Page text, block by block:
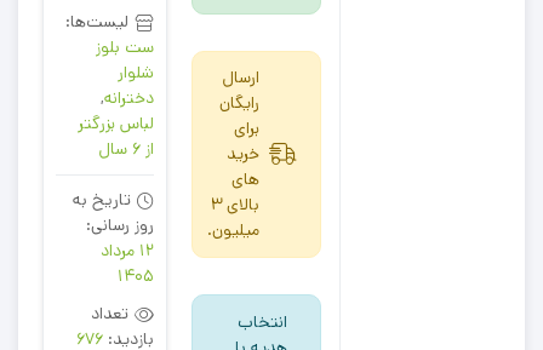
ارسال
رایگان
برای
خرید
های
بالای 3
میلیون.
انتخاب
لیست‌ها:
ست بلوز
شلوار
دخترانه,
لباس بزرگتر
از 6 سال
تاریخ به
روز رسانی:
12 مرداد
1405
تعداد
بازدید: 676